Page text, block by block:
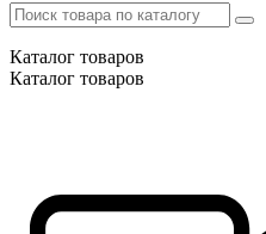
Каталог товаров
Каталог товаров